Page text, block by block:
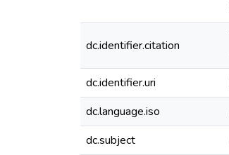
dc.identifier.citation
dc.identifier.uri
dc.language.iso
dc.subject